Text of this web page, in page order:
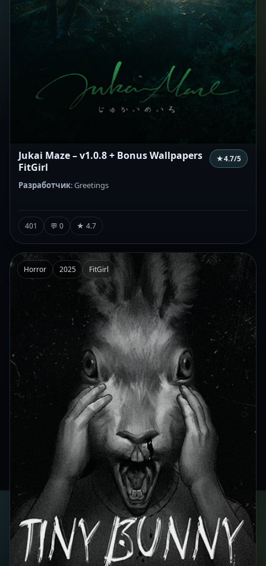
Jukai Maze – v1.0.8 + Bonus Wallpapers
FitGirl
★4.7/5
Разработчик: Greetings
401 💬 0 ★ 4.7
Horror 2025 FitGirl